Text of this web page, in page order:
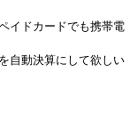
イドカードでも携帯電
自動決算にして欲しい